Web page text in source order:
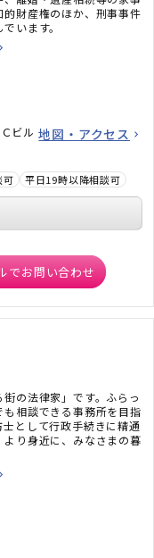
財産権のほか、刑事事件
います。
ビル 地図・アクセス
可 平日19時以降相談可
でお問い合わせ
の法律家」です。ふらっ
も相談できる事務所を目指
士として行政手続きに精通
より身近に、みなさまの暮